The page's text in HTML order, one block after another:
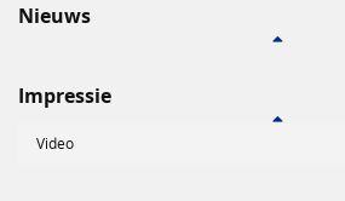
Nieuws
Impressie
Video